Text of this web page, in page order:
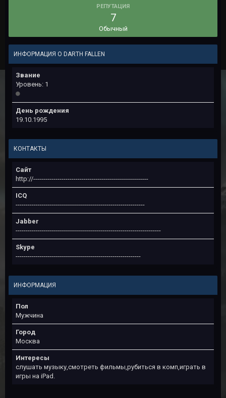
РЕПУТАЦИЯ
7
Обычный
ИНФОРМАЦИЯ О DARTH FALLEN
Звание
Уровень: 1
День рождения
19.10.1995
КОНТАКТЫ
Сайт
http://---------------------------------------------------------
ICQ
----------------------------------------------------------------
Jabber
------------------------------------------------------------------------
Skype
--------------------------------------------------------------
ИНФОРМАЦИЯ
Пол
Мужчина
Город
Москва
Интересы
слушать музыку,смотреть фильмы,рубиться в комп,играть в
игры на iPad.